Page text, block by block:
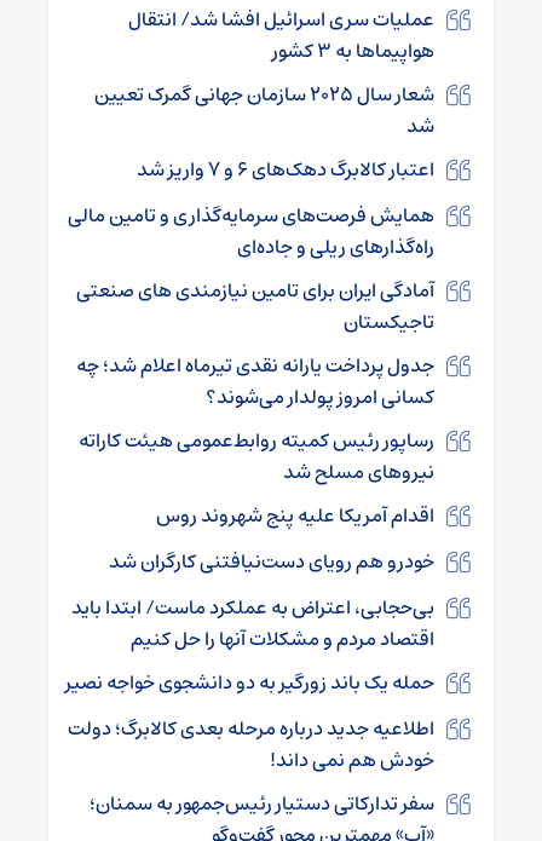
عملیات سری اسرائیل افشا شد/ انتقال
هواپیماها به ۳ کشور
شعار سال ۲۰۲۵ سازمان جهانی گمرک تعیین
شد
اعتبار کالابرگ دهک‌‌های ۶ و ۷ واریز شد
همایش فرصت‌های سرمایه‌گذاری و تامین مالی
راه‌گذارهای ریلی و جاده‌ای
آمادگی ایران برای تامین نیازمندی های صنعتی
تاجیکستان
جدول پرداخت یارانه نقدی تیرماه اعلام شد؛ چه
کسانی امروز پولدار می‌شوند؟
رساپور رئیس کمیته روابط‌عمومی هیئت کاراته
نیروهای مسلح شد
اقدام آمریکا علیه پنج شهروند روس
خودرو هم رویای دست‌نیافتنی کارگران شد
بی‌حجابی، اعتراض به عملکرد ماست/ ابتدا باید
اقتصاد مردم و مشکلات آنها را حل کنیم
حمله یک باند زورگیر به دو دانشجوی خواجه نصیر
اطلاعیه جدید درباره مرحله بعدی کالابرگ؛ دولت
خودش هم نمی داند!
سفر تدارکاتی دستیار رئیس‌جمهور به سمنان؛